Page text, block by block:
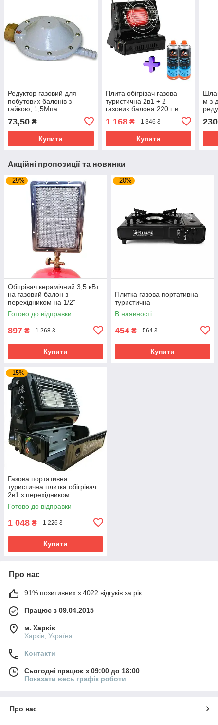
Редуктор газовий для
побутових балонів з
гайкою, 1,5Мпа
73,50 ₴
Купити
Плита обігрівач газова
туристична 2в1 + 2
газових балона 220 г в
1 168₴ 1 346 ₴
Купити
м з
230
Акційні пропозиції та новинки
–29%
Обігрівач керамічний 3,5 кВт
на газовий балон з
перехідником на 1/2"
Готово до відправки
897 ₴ 1 268 ₴
Купити
–20%
Плитка газова портативна
туристична
В наявності
454 ₴ 564 ₴
Купити
–15%
Газова портативна
туристична плитка обігрівач
2в1 з перехідником
Готово до відправки
1 048 ₴ 1 226 ₴
Купити
Про нас
91% позитивних з 4022 відгуків за рік
Працює з 09.04.2015
м. Харків
Харків, Україна
Контакти
Сьогодні працює з 09:00 до 18:00
Показати весь графік роботи
Про нас